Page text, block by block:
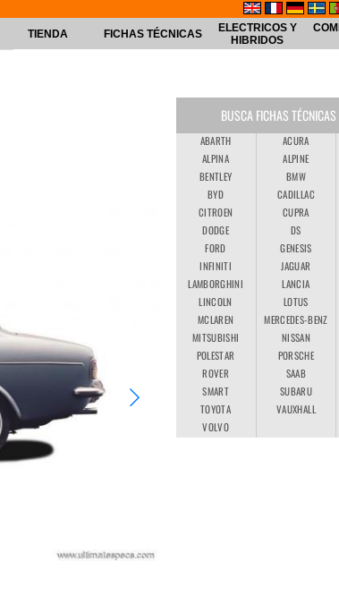
TIENDA FICHAS TÉCNICAS
ELECTRICOS Y
HIBRIDOS
BUSCA FICHAS
ABARTH ACURA
ALPINA
ALPINE
BENTLEY
BMW
BYD
CADILLAC
CITROEN
CUPRA
DODGE
DS
FORD
GENESIS
INFINITI
JAGUAR
LAMBORGHINI
LANCIA
LINCOLN
LOTUS
MCLAREN
MERCEDES-BENZ
MITSUBISHI
NISSAN
POLESTAR
PORSCHE
ROVER
SAAB
SMART
SUBARU
TOYOTA
VAUXHALL
VOLVO